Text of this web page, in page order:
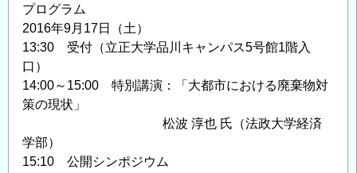
プログラム
2016年9月17日（土）
13:30 受付（立正大学品川キャンパス5号館1階入
口）
14:00～15:00 特別講演：「大都市における廃棄物対
策の現状」
松波 淳也 氏（法政大学経済
学部）
15:10 公開シンポジウム